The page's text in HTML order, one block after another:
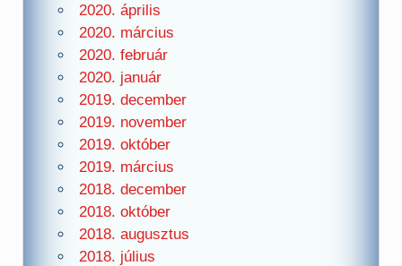
2020. április
2020. március
2020. február
2020. január
2019. december
2019. november
2019. október
2019. március
2018. december
2018. október
2018. augusztus
2018. július